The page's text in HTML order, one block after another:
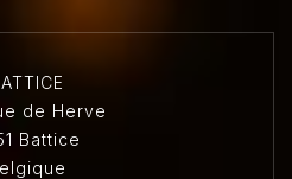
de Herve
Battice